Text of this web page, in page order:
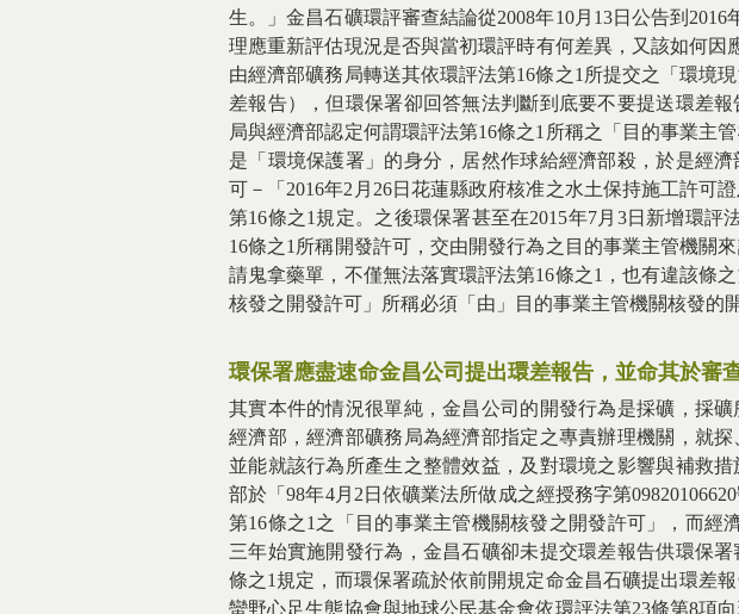
生。」金昌石礦環評審查結論從2008年10月13日公告到2016
理應重新評估現況是否與當初環評時有何差異，又該如何因
由經濟部礦務局轉送其依環評法第16條之1所提交之「環境
差報告），但環保署卻回答無法判斷到底要不要提送環差
局與經濟部認定何謂環評法第16條之1所稱之「目的事業主
是「環境保護署」的身分，居然作球給經濟部殺，於是經
可－「2016年2月26日花蓮縣政府核准之水土保持施工許可
第16條之1規定。之後環保署甚至在2015年7月3日新增環評
16條之1所稱開發許可，交由開發行為之目的事業主管機關
請鬼拿藥單，不僅無法落實環評法第16條之1，也有違該條
核發之開發許可」所稱必須「由」目的事業主管機關核發的
環保署應盡速命金昌公司提出環差報告，並命其於審
其實本件的情況很單純，金昌公司的開發行為是採礦，採
經濟部，經濟部礦務局為經濟部指定之專責辦理機關，就
並能就該行為所產生之整體效益，及對環境之影響與補救
部於「98年4月2日依礦業法所做成之經授務字第
第16條之1之「目的事業主管機關核發之開發許可」，而經
三年始實施開發行為，金昌石礦卻未提交環差報告供環保
條之1規定，而環保署疏於依前開規定命金昌石礦提出環差
蠻野心足生態協會與地球公民基金會依環評法第23條第8項